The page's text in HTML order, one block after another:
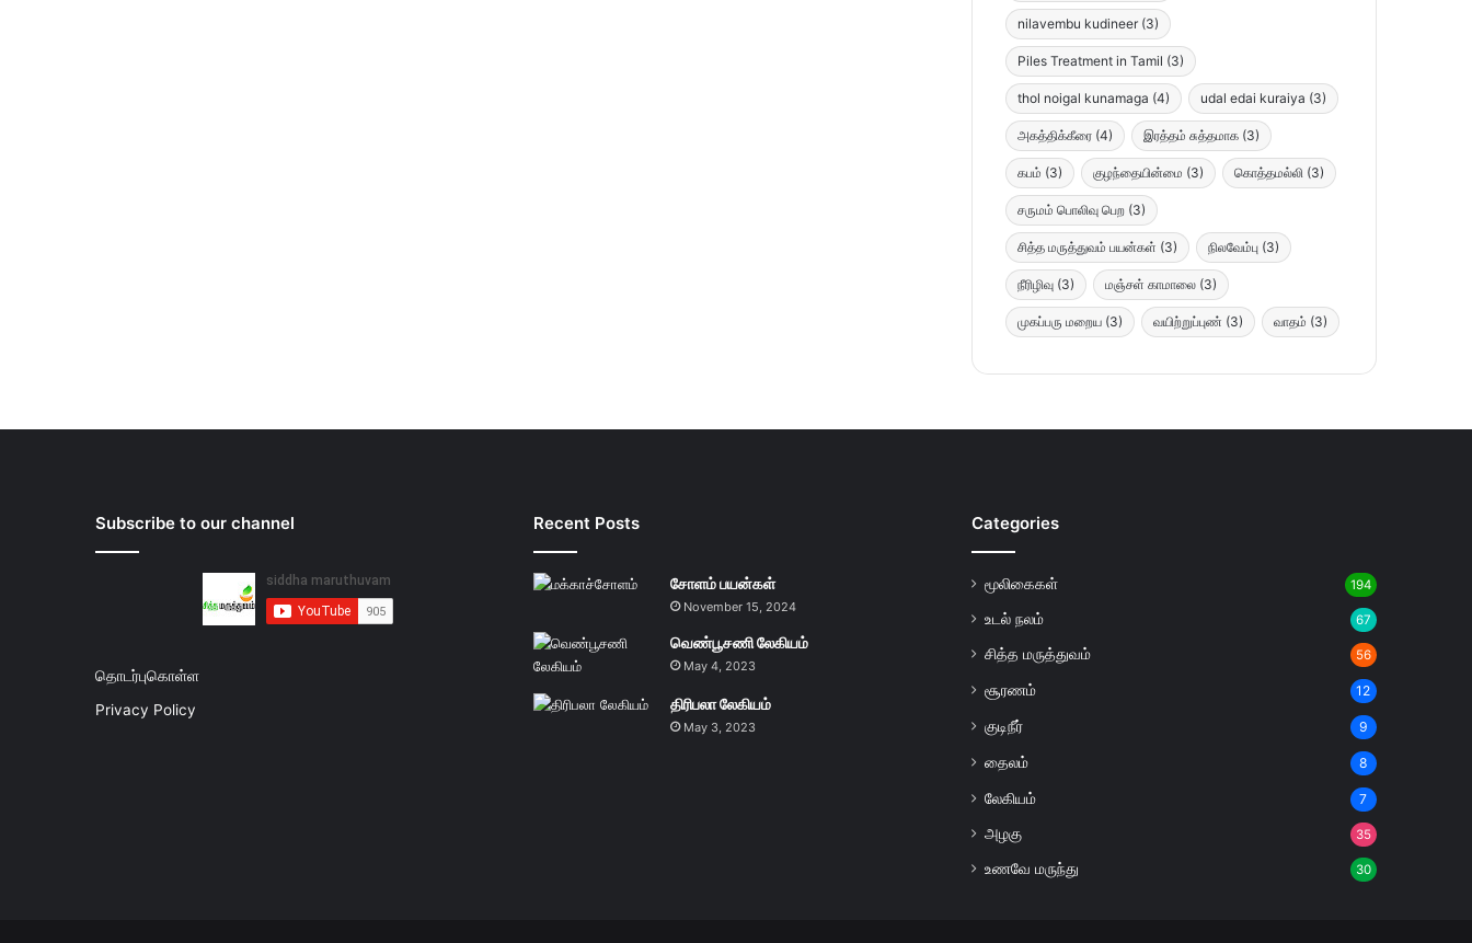
nilavembu kudineer (3)
Piles Treatment in Tamil (3)
thol noigal kunamaga (4) udal edai kuraiya (3)
அகத்திக்கீரை (4) இரத்தம் சுத்தமாக (3)
கபம் (3) குழந்தையின்மை (3) கொத்தமல்லி (3)
சருமம் பொலிவு பெற (3)
சித்த மருத்துவம் பயன்கள் (3) நிலவேம்பு (3)
நீரிழிவு (3) மஞ்சள் காமாலை (3)
முகப்பரு மறைய (3) வயிற்றுப்புண் (3) வாதம் (3)
Subscribe to our channel
தொடர்புகொள்ள
Privacy Policy
Recent Posts
சோளம் பயன்கள்
November 15, 2024
வெண்பூசணி லேகியம்
May 4, 2023
திரிபலா லேகியம்
May 3, 2023
Categories
மூலிகைகள் 194
உடல் நலம் 67
சித்த மருத்துவம் 56
சூரணம் 12
குடிநீர் 9
தைலம் 8
லேகியம் 7
அழகு 35
உணவே மருந்து 30